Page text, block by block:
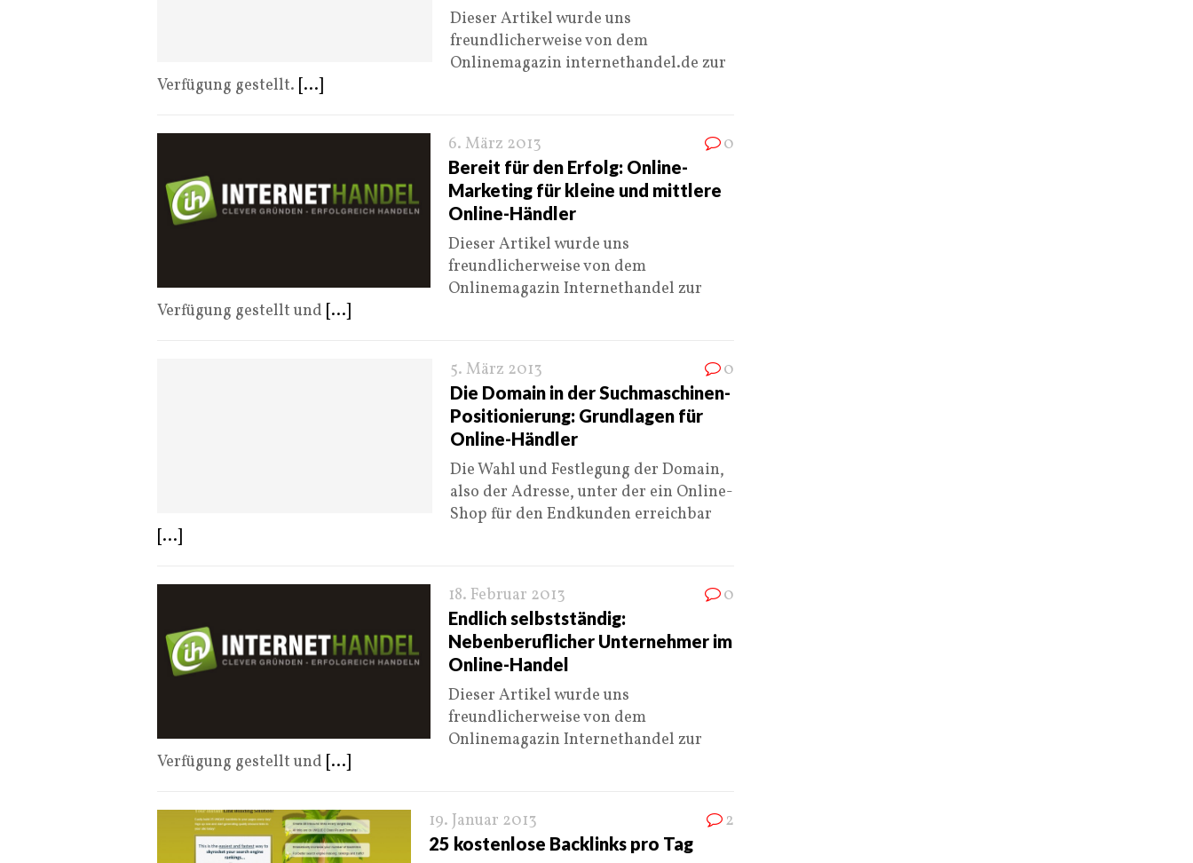
Dieser Artikel wurde uns
freundlicherweise von dem
Onlinemagazin internethandel.de zur
Verfügung gestellt. [...]
6. März 2013 0
Bereit für den Erfolg: Online-
Marketing für kleine und mittlere
Online-Händler
Dieser Artikel wurde uns
freundlicherweise von dem
Onlinemagazin Internethandel zur
Verfügung gestellt und [...]
5. März 2013 0
Die Domain in der Suchmaschinen-
Positionierung: Grundlagen für
Online-Händler
Die Wahl und Festlegung der Domain,
also der Adresse, unter der ein Online-
Shop für den Endkunden erreichbar
[...]
18. Februar 2013 0
Endlich selbstständig:
Nebenberuflicher Unternehmer im
Online-Handel
Dieser Artikel wurde uns
freundlicherweise von dem
Onlinemagazin Internethandel zur
Verfügung gestellt und [...]
19. Januar 2013 2
25 kostenlose Backlinks pro Tag